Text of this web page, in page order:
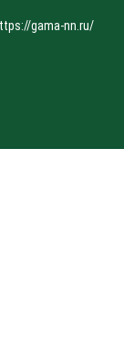
gama-nn.ru/